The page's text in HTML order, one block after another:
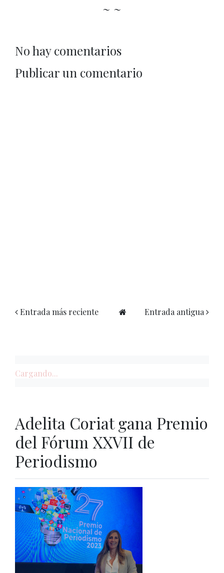
~ ~
No hay comentarios
Publicar un comentario
Entrada más reciente Entrada antigua
Cargando...
Adelita Coriat gana Premio
del Fórum XXVII de
Periodismo